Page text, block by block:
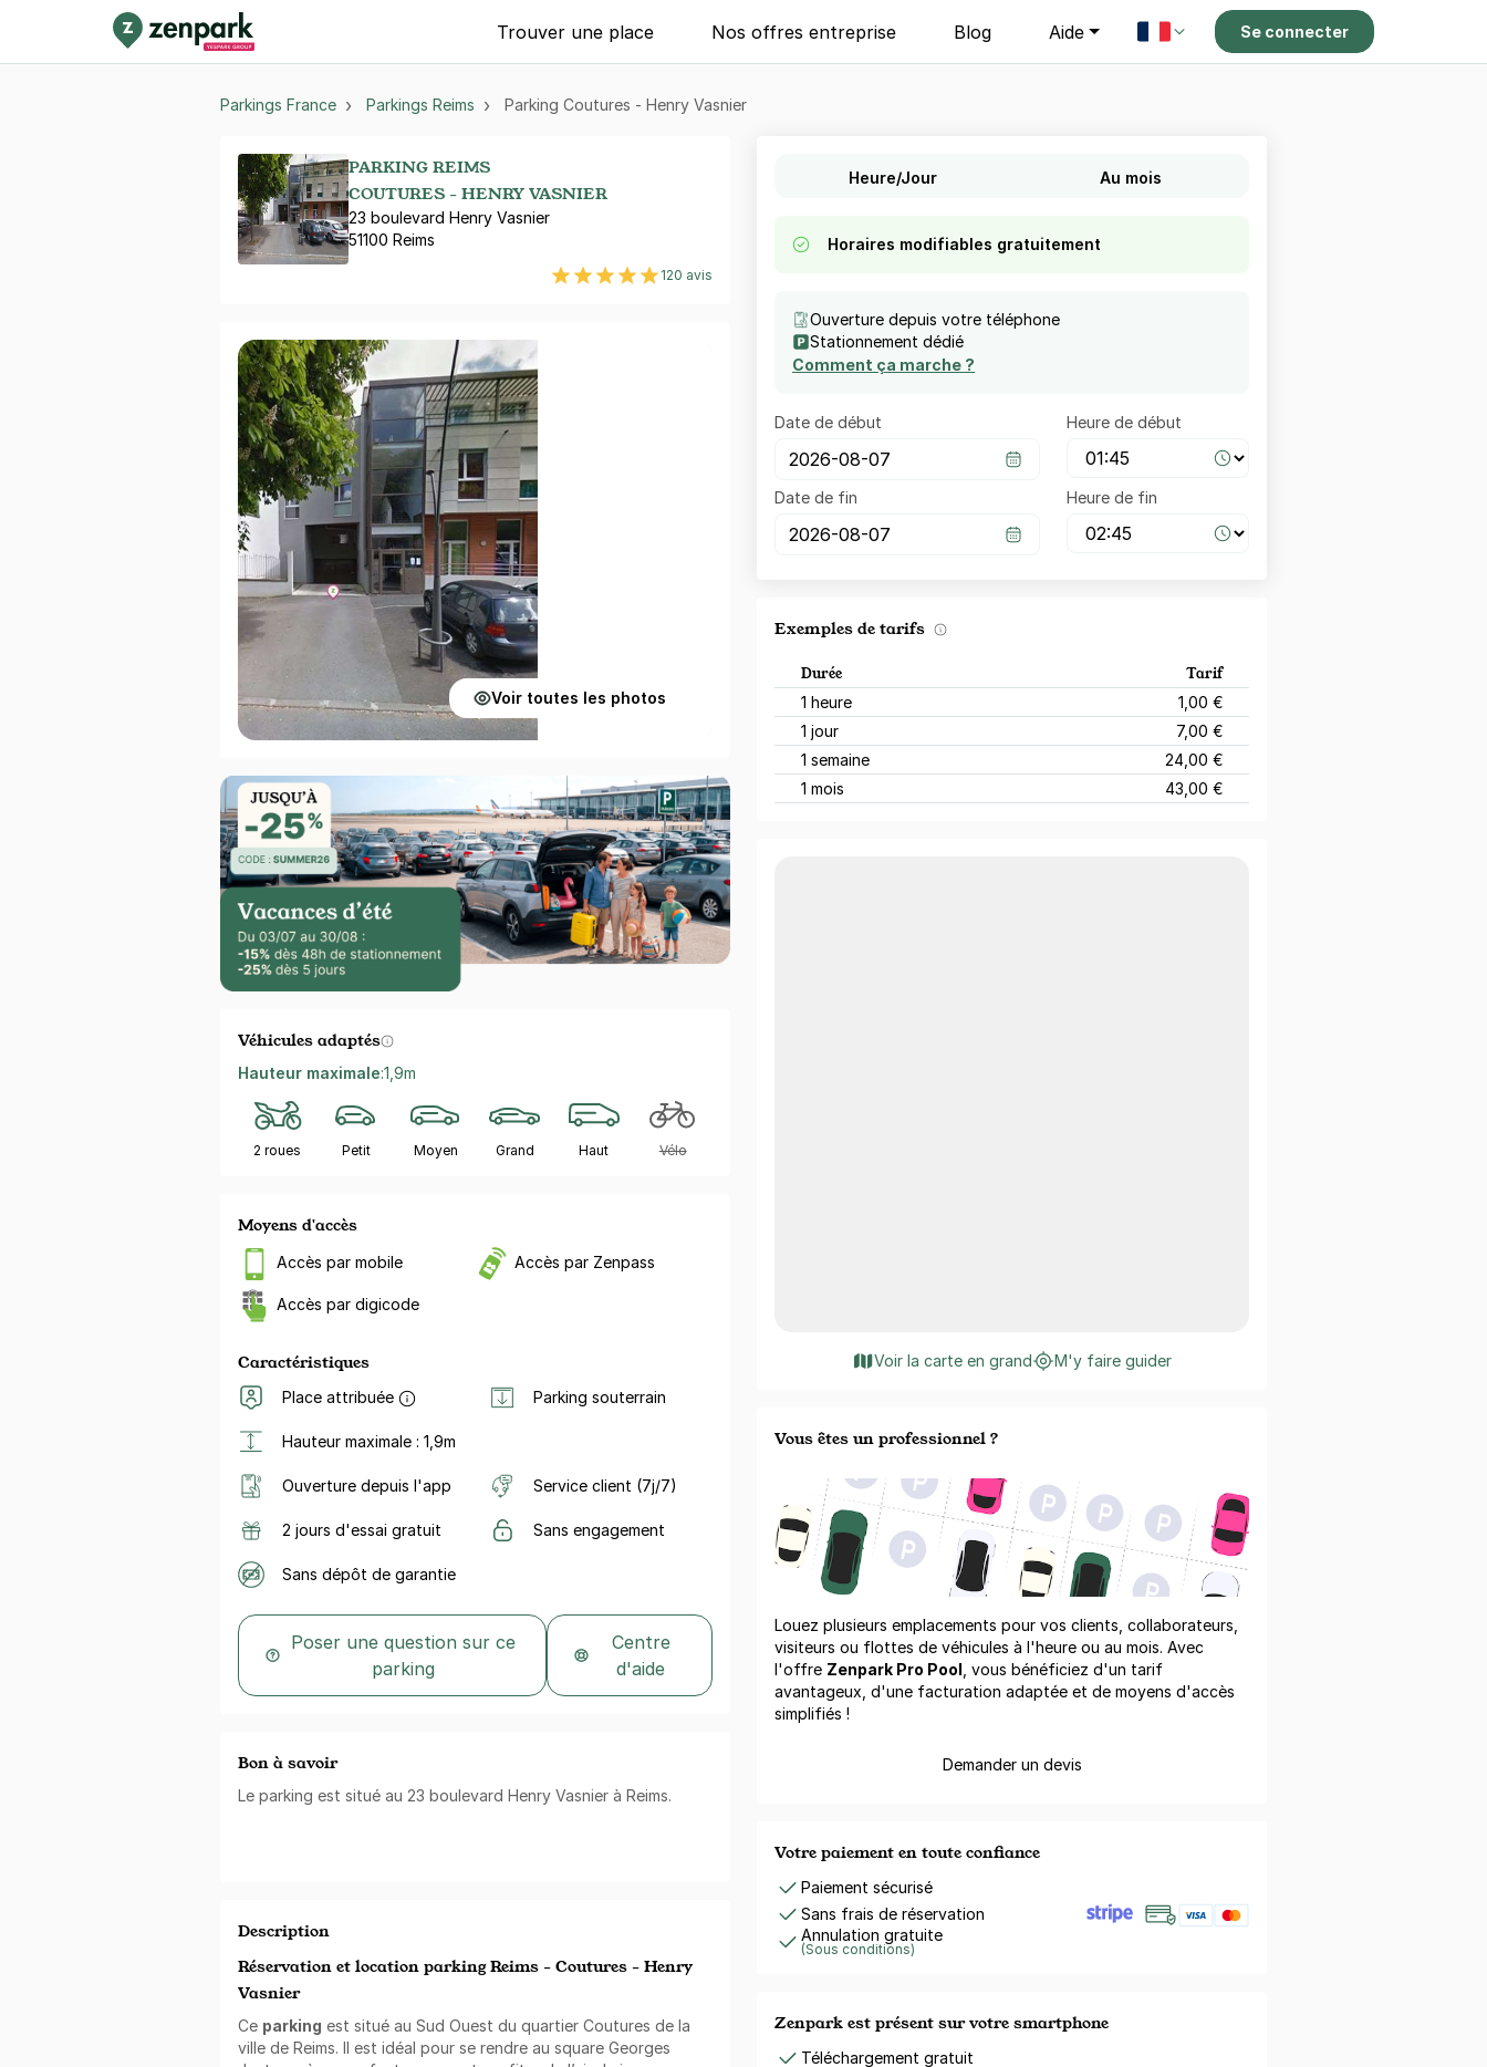
Trouver une place Nos offres entreprise Blog Aide Se connecter
Parkings France Parkings Reims Parking Coutures - Henry Vasnier
PARKING REIMS
COUTURES - HENRY VASNIER
23 boulevard Henry Vasnier
51100 Reims
120 avis
Voir toutes les photos
Véhicules adaptés
Hauteur maximale:1,9m
2 roues Petit Moyen Grand Haut Vélo
Moyens d'accès
Accès par mobile Accès par Zenpass
Accès par digicode
Caractéristiques
Place attribuée Parking souterrain
Hauteur maximale : 1,9m
Ouverture depuis l'app Service client (7j/7)
2 jours d'essai gratuit Sans engagement
Sans dépôt de garantie
Poser une question sur ce
parking
Centre
d'aide
Bon à savoir
Le parking est situé au 23 boulevard Henry Vasnier à Reims.
Description
Réservation et location parking Reims - Coutures - Henry
Vasnier
Ce parking est situé au Sud Ouest du quartier Coutures de la
ville de Reims. Il est idéal pour se rendre au square Georges
Au mois
Heure/Jour
Horaires modifiables gratuitement
Ouverture depuis votre téléphone
Stationnement dédié
Comment ça marche ?
Date de début Heure de début
Date de fin Heure de fin
Exemples de tarifs
Durée
Tarif
1 heure
1,00 €
1 jour
7,00 €
1 semaine
24,00 €
1 mois
43,00 €
Voir la carte en grand M'y faire guider
Vous êtes un professionnel ?
Louez plusieurs emplacements pour vos clients, collaborateurs,
visiteurs ou flottes de véhicules à l'heure ou au mois. Avec
l'offre Zenpark Pro Pool , vous bénéficiez d'un tarif
avantageux, d'une facturation adaptée et de moyens d'accès
simplifiés !
Demander un devis
Votre paiement en toute confiance
Paiement sécurisé
Sans frais de réservation
Annulation gratuite
(Sous conditions)
Zenpark est présent sur votre smartphone
Téléchargement gratuit